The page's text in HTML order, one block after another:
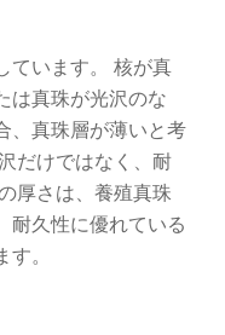
ています。 核が真
は真珠が光沢のな
、真珠層が薄いと考
だけではなく、耐
厚さは、養殖真珠
耐久性に優れている
。